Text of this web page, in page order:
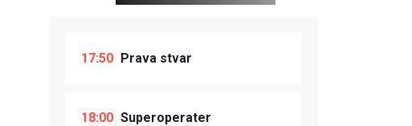
17:50 Prava stvar
18:00 Superoperater